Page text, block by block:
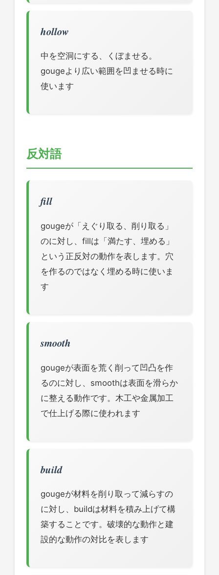
hollow
中を空洞にする、くぼませる。
gougeより広い範囲を凹ませる時に
使います
反対語
fill
gougeが「えぐり取る、削り取る」
のに対し、fillは「満たす、埋める」
という正反対の動作を表します。穴
を作るのではなく埋める時に使いま
す
smooth
gougeが表面を荒く削って凹凸を作
るのに対し、smoothは表面を滑らか
に整える動作です。木工や金属加工
で仕上げる際に使われます
build
gougeが材料を削り取って減らすの
に対し、buildは材料を積み上げて構
築することです。破壊的な動作と建
設的な動作の対比を表します